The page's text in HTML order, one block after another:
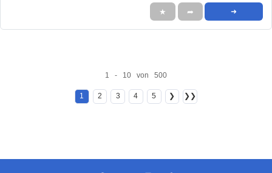
★ ➦ ➜
1 - 10 von 500
1 2 3 4 5 ❯ ❯❯